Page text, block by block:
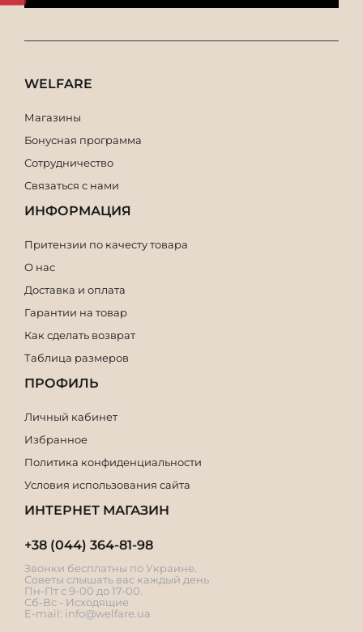
WELFARE
Магазины
Бонусная программа
Сотрудничество
Связаться с нами
ИНФОРМАЦИЯ
Притензии по качесту товара
О нас
Доставка и оплата
Гарантии на товар
Как сделать возврат
Таблица размеров
ПРОФИЛЬ
Личный кабинет
Избранное
Политика конфиденциальности
Условия использования сайта
ИНТЕРНЕТ МАГАЗИН
+38 (044) 364-81-98
Звонки бесплатны по Украине.
Советы слышать вас каждый день
Пн-Пт с 9-00 до 17-00.
Сб-Вс - Исходящие
E-mail: info@welfare.ua